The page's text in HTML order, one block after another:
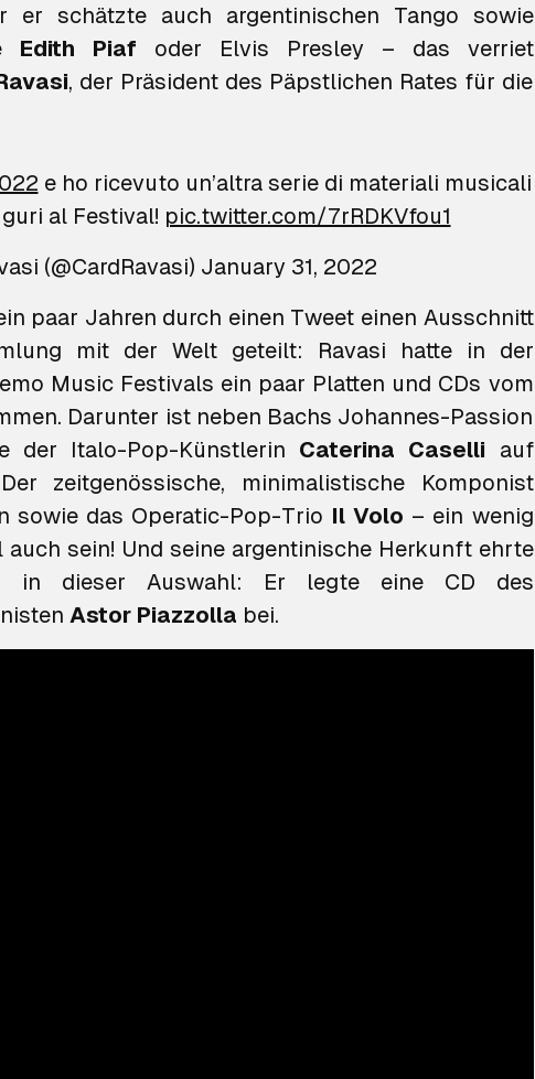
er schätzte auch argentinischen Tango sowie
Edith Piaf oder Elvis Presley – das verriet
, der Präsident des Päpstlichen Rates für die
e ho ricevuto un’altra serie di materiali musicali
al Festival! pic.twitter.com/7rRDKVfou1
(@CardRavasi) January 31, 2022
paar Jahren durch einen Tweet einen Ausschnitt
mit der Welt geteilt: Ravasi hatte in der
Music Festivals ein paar Platten und CDs vom
Darunter ist neben Bachs Johannes-Passion
der Italo-Pop-Künstlerin Caterina Caselli auf
zeitgenössische, minimalistische Komponist
sowie das Operatic-Pop-Trio Il Volo – ein wenig
sein! Und seine argentinische Herkunft ehrte
in dieser Auswahl: Er legte eine CD des
Astor Piazzolla bei.